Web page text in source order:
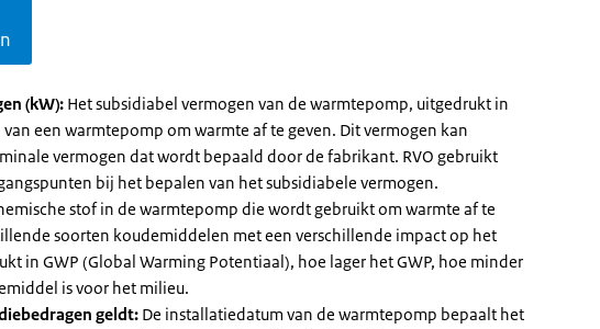
(kW): Het subsidiabel vermogen van de warmtepomp, uitgedrukt in
van een warmtepomp om warmte af te geven. Dit vermogen kan
vermogen dat wordt bepaald door de fabrikant. RVO gebruikt
bij het bepalen van het subsidiabele vermogen.
stof in de warmtepomp die wordt gebruikt om warmte af te
soorten koudemiddelen met een verschillende impact op het
in GWP (Global Warming Potentiaal), hoe lager het GWP, hoe minder
is voor het milieu.
geldt: De installatiedatum van de warmtepomp bepaalt het